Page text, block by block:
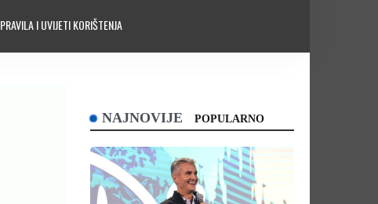
PRAVILA I UVIJETI KORIŠTENJA
NAJNOVIJE POPULARNO